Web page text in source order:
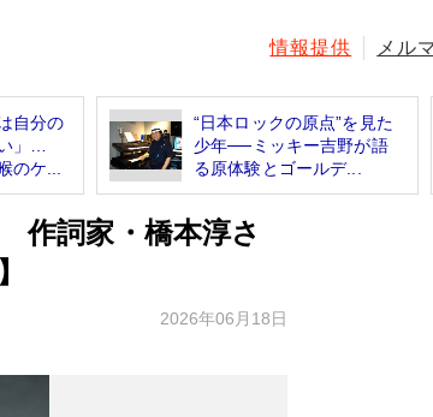
情報提供 メル
自分の
」…
のケ...
“日本ロックの原点”を見た
少年──ミッキー吉野が語
る原体験とゴールデ...
作詞家・橋本淳さ
2026年06月18日